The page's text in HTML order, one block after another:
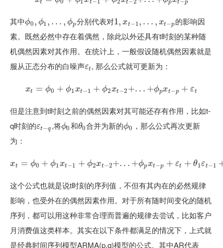
t t t p t p
其中ϕ0 , ϕ1 , . . . , ϕp
ϕ0,ϕ1 . . ϕ p 分别代表对1, xt−1 , . . . , xt−p
1,xt−1,... ,xt − p
的影响因
素。既然必然中存在着偶然，除此以外还具有t时刻的某种随
机偶然因素对其作用。在统计上，一般假设随机偶然因素就是
服从正态分布的白噪声εt
εt, 那么公式就可更新为：
xt = ϕ0 + ϕ1 xt−1 + ϕ2xt−2 +. . . +ϕpxt−p + εt
xt =ϕ 0+ϕ1xt− 1+ ϕ2xt−2+...+ϕ pxt−p+εt
但是注意到t时刻之前的偶然因素对其可能还存有作用，比如t-
q时刻的εt−q
εt−q,将ϕ0
ϕ0和θ0
θ0合并为新的ϕ0
ϕ0 ，那么公式再次更新
为：
xt = ϕ0 + ϕ1 xt−1 + ϕ2xt−2+. . . +ϕpxt−p + εt + θ1 εt−1
x t=ϕ0+ϕ xt−1+ϕ2xt−2+ . +ϕpxt−p+ εt+θ1 εt−1+θ2ε −
这个公式也就是说t时刻的序列值，不但有其内在的必然规律
影响，也受外在的偶然因素作用。对于所有随时间变化的随机
序列，都可以用这种非常合理而普遍的规律去尝试，比如客户
月消费值这类样本。其实在以下条件都满足的情况下，上式就
是经典时间序列模型ARMA(p,q)模型的公式。其中AR代表